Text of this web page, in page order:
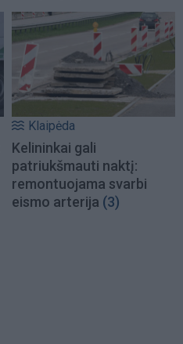
Klaipėda
Kelininkai gali
patriukšmauti naktį:
remontuojama svarbi
eismo arterija (3)